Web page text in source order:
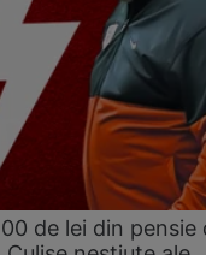
de lei din pensie